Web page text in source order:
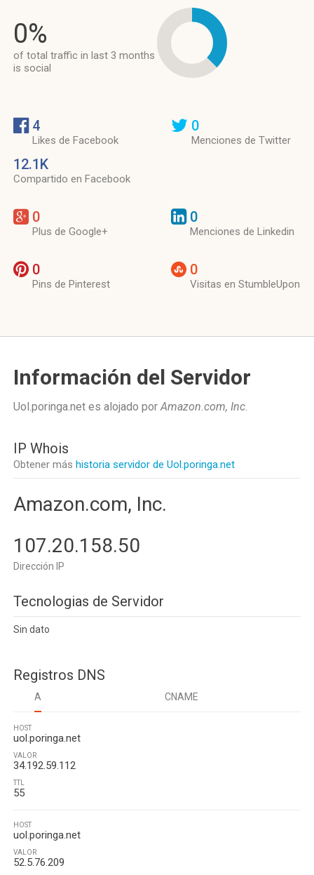
0%
of total traffic in last 3 months
is social
4
Likes de Facebook
12.1K
Compartido en Facebook
0
Menciones de Twitter
0
Plus de Google+
0
Menciones de Linkedin
0
Pins de Pinterest
0
Visitas en StumbleUpon
Información del Servidor
Uol.poringa.net es alojado porAmazon.com, Inc.
IP Whois
Obtener más historia servidor de Uol.poringa.net
Amazon.com, Inc.
107.20.158.50
Dirección IP
Tecnologias de Servidor
Sin dato
Registros DNS
A CNAME
HOST
uol.poringa.net
VALOR
34.192.59.112
TTL
55
HOST
uol.poringa.net
VALOR
52.5.76.209